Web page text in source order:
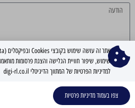
הבא
ניווט קל באתר
שימוש, שיפור חוויית הגלישה והצגת פרסומות
למדיניות הפרטיות של המתווך הדיגיטלי digi-rl.co.il
צפו בעמוד מדיניות פרטיות